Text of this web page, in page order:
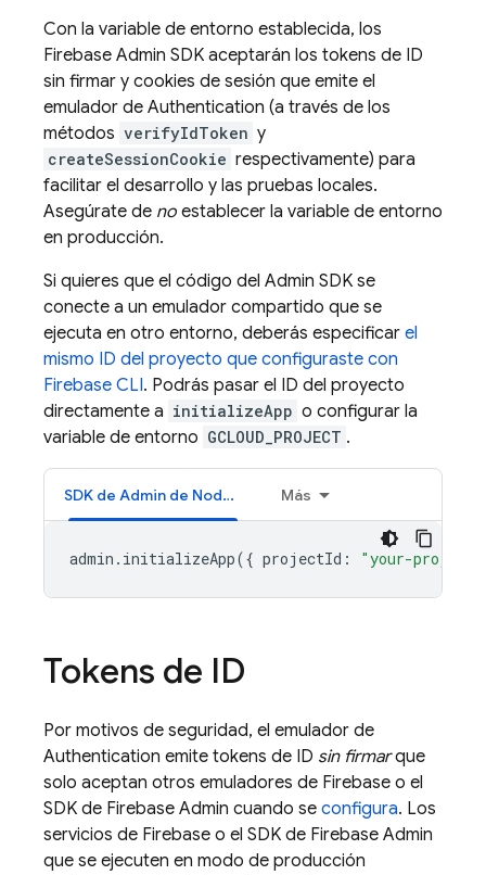
Con la variable de entorno establecida, los
Firebase Admin SDK aceptarán los tokens de ID
sin firmar y cookies de sesión que emite el
emulador de Authentication (a través de los
métodos verifyIdToken y
createSessionCookie respectivamente) para
facilitar el desarrollo y las pruebas locales.
Asegúrate de no establecer la variable de entorno
en producción.
Si quieres que el código del Admin SDK se
conecte a un emulador compartido que se
ejecuta en otro entorno, deberás especificar el
mismo ID del proyecto que configuraste con
Firebase CLI. Podrás pasar el ID del proyecto
directamente a initializeApp o configurar la
variable de entorno GCLOUD_PROJECT .
SDK de Admin de Node.js Más
admin . initializeApp({ projectId : "your-
Tokens de ID
Por motivos de seguridad, el emulador de
Authentication emite tokens de ID sin firmarque
solo aceptan otros emuladores de Firebase o el
SDK de Firebase Admin cuando se configura. Los
servicios de Firebase o el SDK de Firebase Admin
que se ejecuten en modo de producción